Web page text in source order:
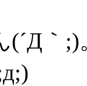
(´Д｀